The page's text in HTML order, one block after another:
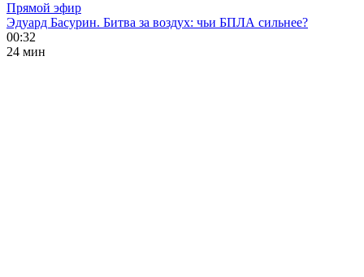
Прямой эфир
Эдуард Басурин. Битва за воздух: чьи БПЛА сильнее?
00:32
24 мин